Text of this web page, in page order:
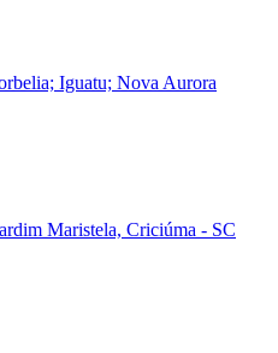
Iguatu; Nova Aurora
Maristela, Criciúma - SC